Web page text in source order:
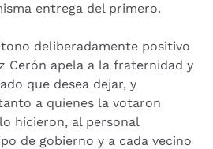
entrega del primero.
deliberadamente positivo
Cerón apela a la fraternidad y
que desea dejar, y
a quienes la votaron
hicieron, al personal
de gobierno y a cada vecino